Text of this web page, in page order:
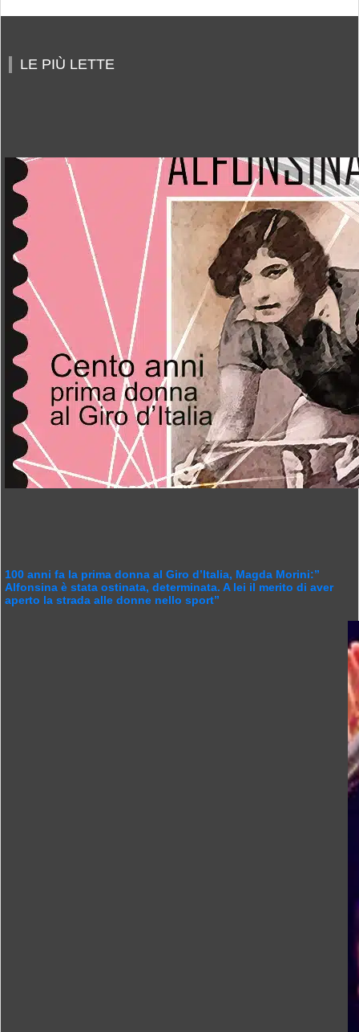
LE PIÙ LETTE
100 anni fa la prima donna al Giro d’Italia, Magda Morini:”
Alfonsina è stata ostinata, determinata. A lei il merito di aver
aperto la strada alle donne nello sport”